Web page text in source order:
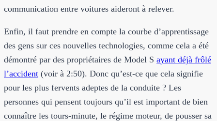
communication entre voitures aideront à relever.
Enfin, il faut prendre en compte la courbe d’apprentissage
des gens sur ces nouvelles technologies, comme cela a été
démontré par des propriétaires de Model S ayant déjà frôlé
l’accident (voir à 2:50). Donc qu’est-ce que cela signifie
pour les plus fervents adeptes de la conduite ? Les
personnes qui pensent toujours qu’il est important de bien
connaître les tours-minute, le régime moteur, de pousser sa